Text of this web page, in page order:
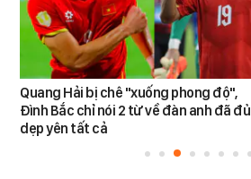
Quang Hải bị chê "xuống phong độ",
Đình Bắc chỉ nói 2 từ về đàn anh đã đủ
dẹp yên tất cả